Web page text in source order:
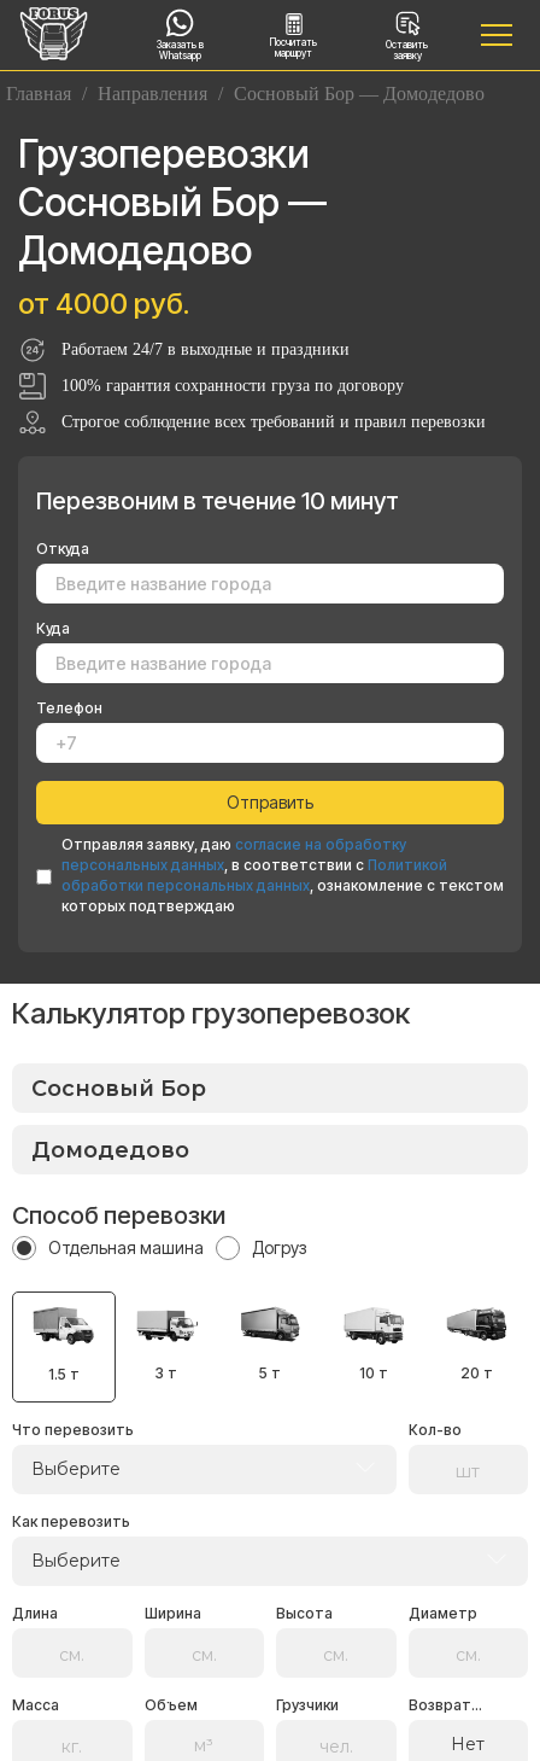
Заказать в
Whatsapp
Посчитать
маршрут
Оставить
заявку
Главная / Направления / Сосновый Бор — Домодедово
Грузоперевозки
Сосновый Бор —
Домодедово
от 4000 руб.
Работаем 24/7 в выходные и праздники
100% гарантия сохранности груза по договору
Строгое соблюдение всех требований и правил перевозки
Перезвоним в течение 10 минут
Откуда
Куда
Телефон
Отправляя заявку, даю согласие на обработку
персональных данных, в соответствии с Политикой
обработки персональных данных, ознакомление с текстом
которых подтверждаю
Калькулятор грузоперевозок
Способ перевозки
Отдельная машина Догруз
1.5 т 3 т 5 т 10 т 20 т
Что перевозить
Выберите
Кол-во
Как перевозить
Выберите
Длина Ширина Высота Диаметр
Масса Объем Грузчики Возврат...
Нет